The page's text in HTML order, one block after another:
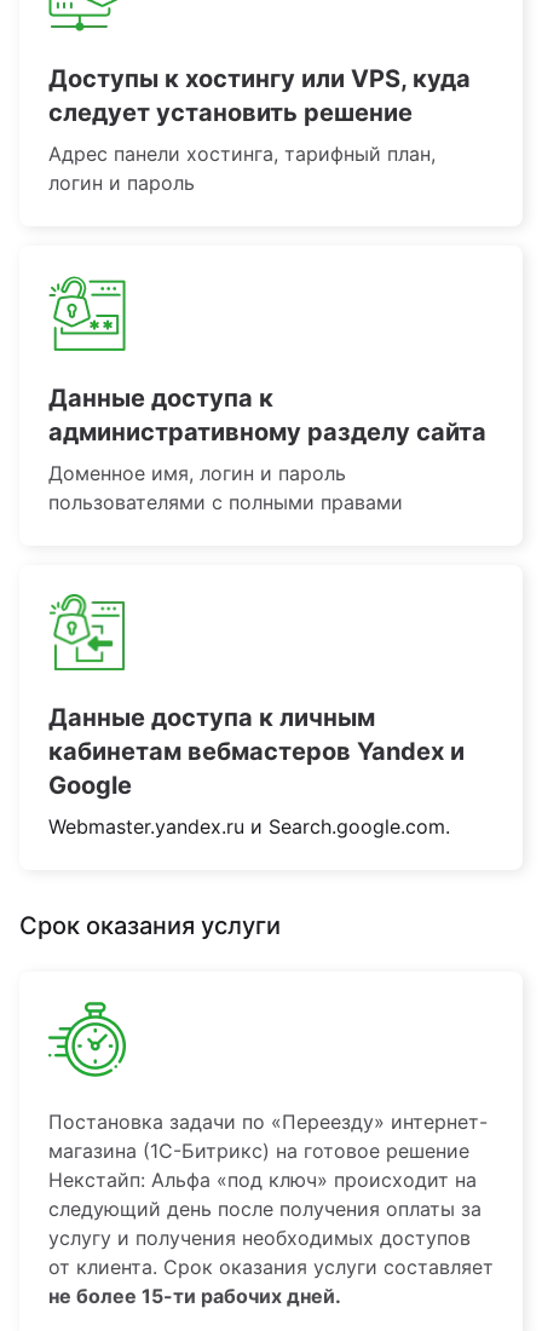
Доступы к хостингу или VPS, куда
следует установить решение
Адрес панели хостинга, тарифный план,
логин и пароль
Данные доступа к
административному разделу сайта
Доменное имя, логин и пароль
пользователями с полными правами
Данные доступа к личным
кабинетам вебмастеров Yandex и
Google
Webmaster.yandex.ru и Search.google.com.
Срок оказания услуги
Постановка задачи по «Переезду» интернет-
магазина (1С-Битрикс) на готовое решение
Некстайп: Альфа «под ключ» происходит на
следующий день после получения оплаты за
услугу и получения необходимых доступов
от клиента. Срок оказания услуги составляет
не более 15-ти рабочих дней.